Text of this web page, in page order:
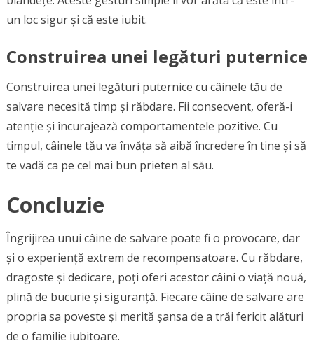
un loc sigur și că este iubit.
Construirea unei legături puternice
Construirea unei legături puternice cu câinele tău de
salvare necesită timp și răbdare. Fii consecvent, oferă-i
atenție și încurajează comportamentele pozitive. Cu
timpul, câinele tău va învăța să aibă încredere în tine și să
te vadă ca pe cel mai bun prieten al său.
Concluzie
Îngrijirea unui câine de salvare poate fi o provocare, dar
și o experiență extrem de recompensatoare. Cu răbdare,
dragoste și dedicare, poți oferi acestor câini o viață nouă,
plină de bucurie și siguranță. Fiecare câine de salvare are
propria sa poveste și merită șansa de a trăi fericit alături
de o familie iubitoare.